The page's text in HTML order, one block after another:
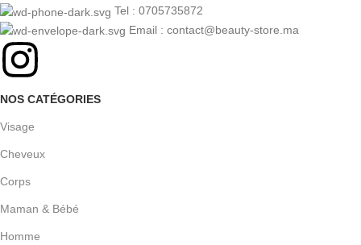
Tel : 0705735872
Email : contact@beauty-store.ma
NOS CATÉGORIES
Visage
Cheveux
Corps
Maman & Bébé
Homme